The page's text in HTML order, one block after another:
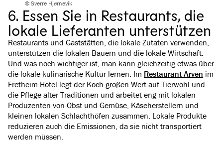
© Sverre Hjørnevik
6. Essen Sie in Restaurants, die
lokale Lieferanten unterstützen
Restaurants und Gaststätten, die lokale Zutaten verwenden,
unterstützen die lokalen Bauern und die lokale Wirtschaft.
Und was noch wichtiger ist, man kann gleichzeitig etwas über
die lokale kulinarische Kultur lernen. Im Restaurant Arven im
Fretheim Hotel legt der Koch großen Wert auf Tierwohl und
die Pflege alter Traditionen und arbeitet eng mit lokalen
Produzenten von Obst und Gemüse, Käseherstellern und
kleinen lokalen Schlachthöfen zusammen. Lokale Produkte
reduzieren auch die Emissionen, da sie nicht transportiert
werden müssen.